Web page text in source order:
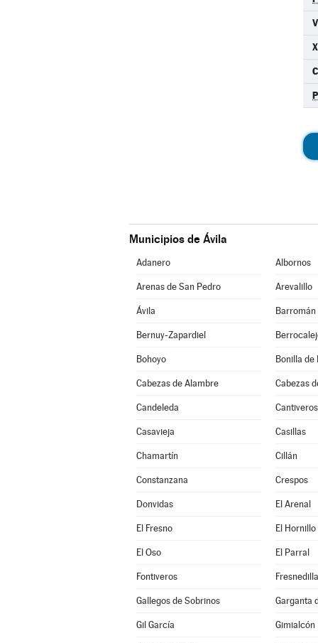
Municipios de Ávila
Adanero Albornos
Arenas de San Pedro Arevalillo
Ávila Barromán
Bernuy-Zapardiel
Bohoyo Bonilla de
Cabezas de Alambre Cabezas
Candeleda Cantiveros
Casavieja Casillas
Chamartín Cillán
Constanzana Crespos
Donvidas El Arenal
El Fresno El Hornillo
El Oso El Parral
Fontiveros Fresnedilla
Gallegos de Sobrinos Garganta
Gil García Gimialcón